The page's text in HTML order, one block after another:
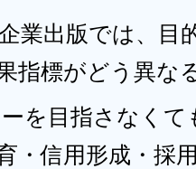
業出版では、目
指標がどう異な
を目指さなくて
・信用形成・採